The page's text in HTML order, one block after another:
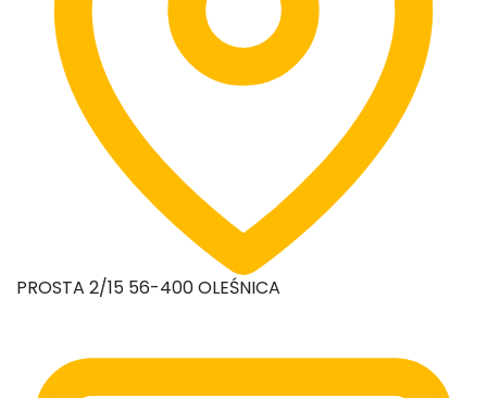
PROSTA 2/15 56-400 OLEŚNICA